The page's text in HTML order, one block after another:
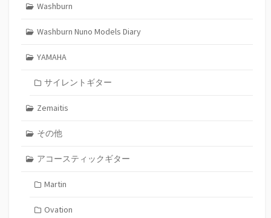
Washburn
Washburn Nuno Models Diary
YAMAHA
サイレントギター
Zemaitis
その他
アコースティックギター
Martin
Ovation